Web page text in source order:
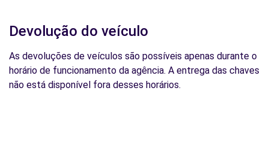
Devolução do veículo
As devoluções de veículos são possíveis apenas durante o
horário de funcionamento da agência. A entrega das chaves
não está disponível fora desses horários.